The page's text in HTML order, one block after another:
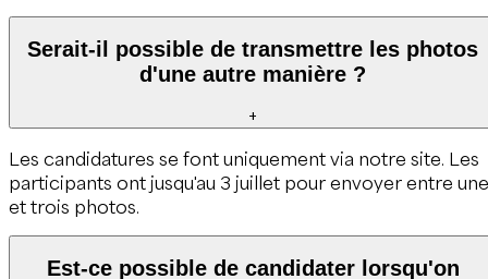
Serait-il possible de transmettre les photos
d'une autre manière ?
+
Les candidatures se font uniquement via notre site. Les
participants ont jusqu'au 3 juillet pour envoyer entre une
et trois photos.
Est-ce possible de candidater lorsqu'on